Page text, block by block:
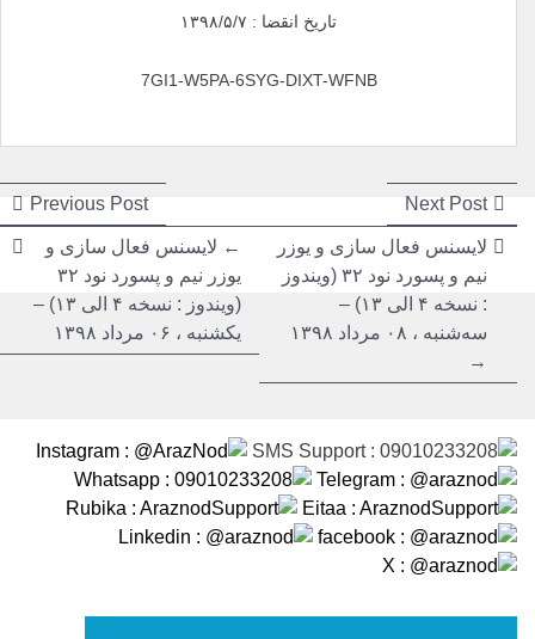
تاریخ انقضا : ۱۳۹۸/۵/۷
7GI1-W5PA-6SYG-DIXT-WFNB
راهبری
نوشته
Previous Post Next Post
post:
راهبری
نوشته
← لایسنس فعال سازی و
یوزر نیم و پسورد نود ۳۲
(ویندوز : نسخه ۴ الی ۱۳) –
یکشنبه ، ۰۶ مرداد ۱۳۹۸
لایسنس فعال سازی و یوزر
نیم و پسورد نود ۳۲ (ویندوز
: نسخه ۴ الی ۱۳) –
سه‌شنبه ، ۰۸ مرداد ۱۳۹۸
→